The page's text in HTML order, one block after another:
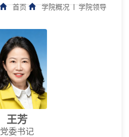
首页 学院概况 学院领导
王芳
党委书记